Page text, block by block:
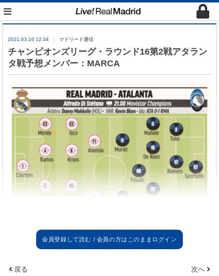
≡
2021.03.16 12:34 マドリード通信
チャンピオンズリーグ・ラウンド16第2戦アタラン
タ戦予想メンバー：MARCA
戻る 次へ